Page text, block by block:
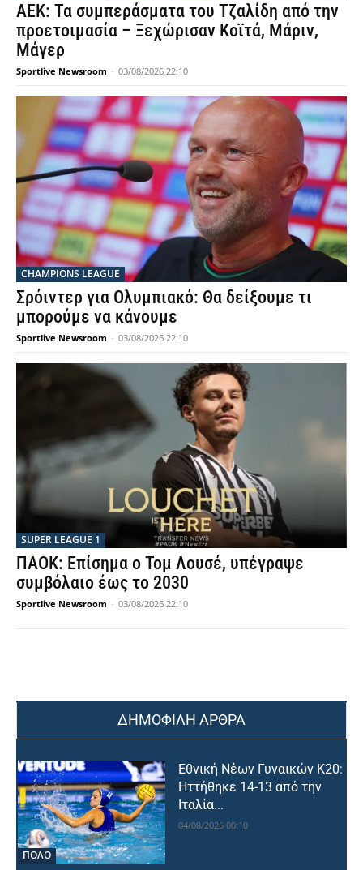
ΑΕΚ: Τα συμπεράσματα του Τζαλίδη από την
προετοιμασία – Ξεχώρισαν Κοϊτά, Μάριν,
Μάγερ
Sportlive Newsroom - 03/08/2026 22:10
CHAMPIONS LEAGUE
Σρόιντερ για Ολυμπιακό: Θα δείξουμε τι
μπορούμε να κάνουμε
Sportlive Newsroom - 03/08/2026 22:10
SUPER LEAGUE 1
ΠΑΟΚ: Επίσημα ο Τομ Λουσέ, υπέγραψε
συμβόλαιο έως το 2030
Sportlive Newsroom - 03/08/2026 22:10
ΔΗΜΟΦΙΛΗ ΑΡΘΡΑ
ΠΟΛΟ
Εθνική Νέων Γυναικών Κ20:
Ηττήθηκε 14-13 από την
Ιταλία...
04/08/2026 00:10